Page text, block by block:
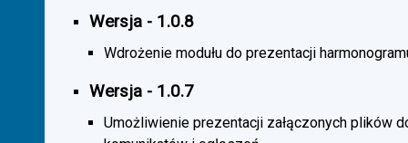
Wersja - 1.0.8
Wdrożenie modułu do prezentacji
Wersja - 1.0.7
Umożliwienie prezentacji załączonych plików